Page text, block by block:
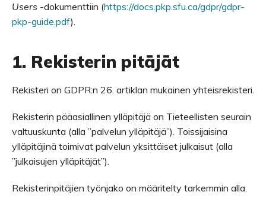
Users -dokumenttiin (https://docs.pkp.sfu.ca/gdpr/gdpr-
pkp-guide.pdf).
1. Rekisterin pitäjät
Rekisteri on GDPR:n 26. artiklan mukainen yhteisrekisteri.
Rekisterin pääasiallinen ylläpitäjä on Tieteellisten seurain
valtuuskunta (alla ”palvelun ylläpitäjä”). Toissijaisina
ylläpitäjinä toimivat palvelun yksittäiset julkaisut (alla
”julkaisujen ylläpitäjät”).
Rekisterinpitäjien työnjako on määritelty tarkemmin alla.